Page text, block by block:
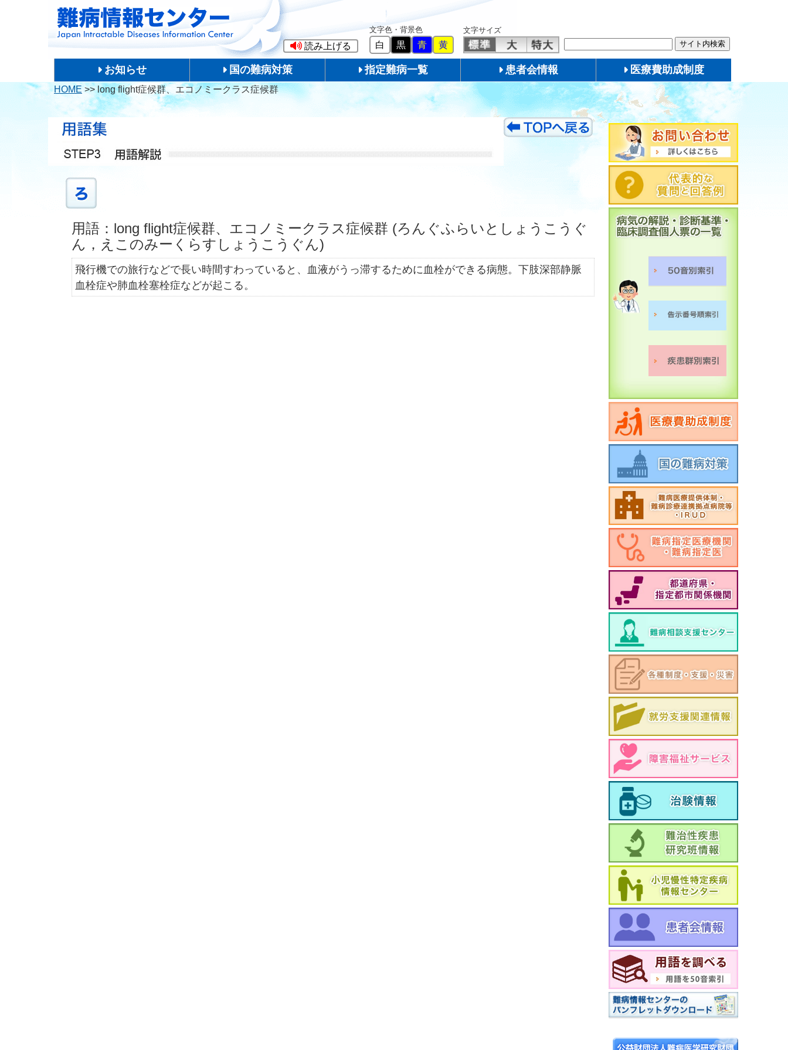
文字サイズ
文字色・背景色
白 黒 青 黄
読み上げる
お知らせ 国の難病対策 指定難病一覧 患者会情報 医療費助成制度
HOME>>long flight症候群、エコノミークラス症候群
用語：long flight症候群、エコノミークラス症候群 (ろんぐふらいとしょうこうぐ
ん，えこのみーくらすしょうこうぐん)
飛行機での旅行などで長い時間すわっていると、血液がうっ滞するために血栓ができる病態。下肢深部静脈
血栓症や肺血栓塞栓症などが起こる。